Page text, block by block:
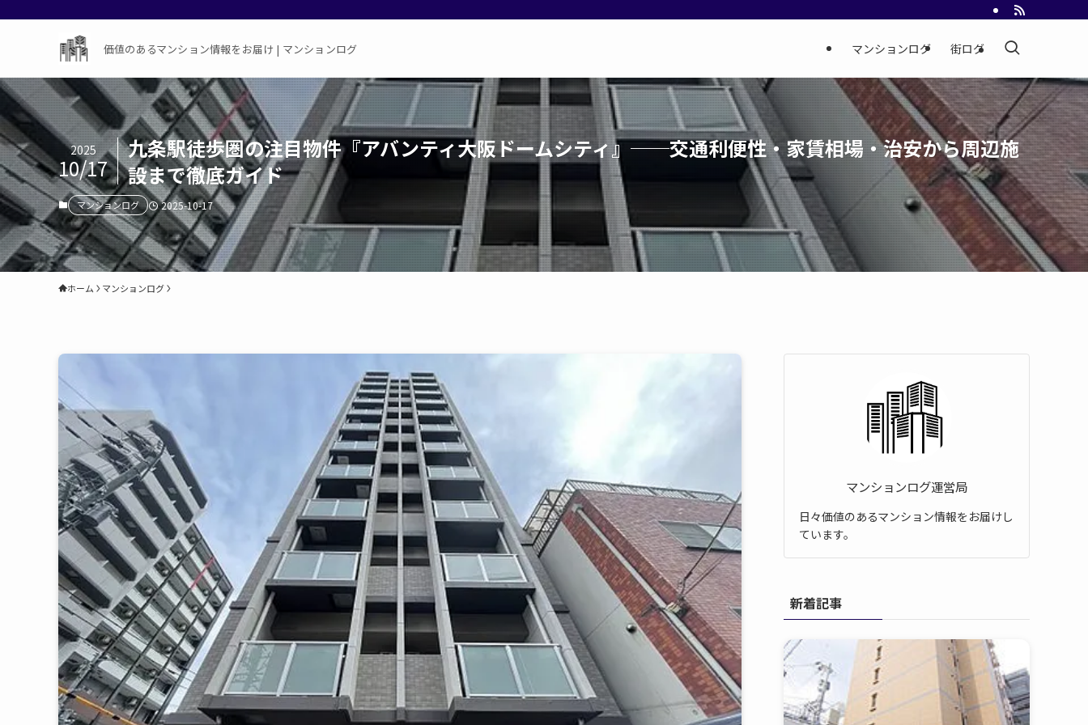
価値のあるマンション情報をお届け | マンションログ マンションログ 街ログ
九条駅徒歩圏の注目物件『アバンティ大阪ドームシティ』──交通利便性・家賃相場・治安から周辺施
設まで徹底ガイド
2025
10/17
マンションログ 2025-10-17
ホーム マンションログ
マンションログ運営局
日々価値のあるマンション情報をお届けし
ています。
新着記事